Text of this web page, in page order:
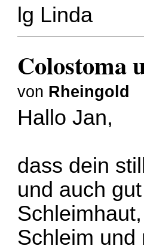
lg Linda
Colostoma
von Rheingold
Hallo Jan,
dass dein
und auch
Schleim und